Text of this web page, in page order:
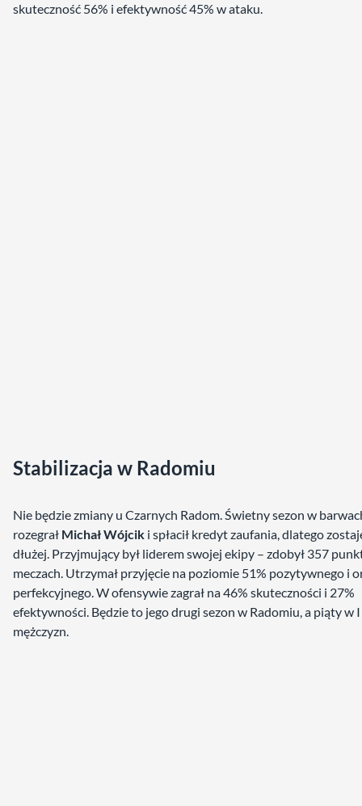
skuteczność 56% i efektywność 45% w ataku.
Stabilizacja w Radomiu
Nie będzie zmiany u Czarnych Radom. Świetny sezon w
rozegrał Michał Wójcik i spłacił kredyt zaufania, dlatego
dłużej. Przyjmujący był liderem swojej ekipy – zdobył 357
meczach. Utrzymał przyjęcie na poziomie 51% pozytywnego i
perfekcyjnego. W ofensywie zagrał na 46% skuteczności i 27%
efektywności. Będzie to jego drugi sezon w Radomiu, a piąty w
mężczyzn.